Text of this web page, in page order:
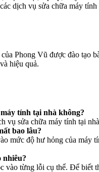
dịch vụ sửa chữa máy
Phong Vũ được đào tạo
hiệu quả.
tính tại nhà không?
vụ sửa chữa máy tính tại
bao lâu?
mức độ hư hỏng của máy
nhiêu?
vào từng lỗi cụ thể. Để biết